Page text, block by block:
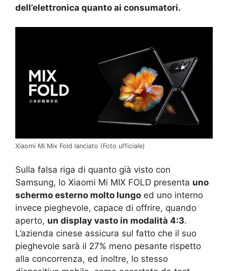
dell’elettronica quanto ai consumatori.
Xiaomi Mi Mix Fold lanciato (Foto ufficiale)
Sulla falsa riga di quanto già visto con
Samsung, lo Xiaomi Mi MIX FOLD presenta uno
schermo esterno molto lungo ed uno interno
invece pieghevole, capace di offrire, quando
aperto, un display vasto in modalità 4:3.
L’azienda cinese assicura sul fatto che il suo
pieghevole sarà il 27% meno pesante rispetto
alla concorrenza, ed inoltre, lo stesso